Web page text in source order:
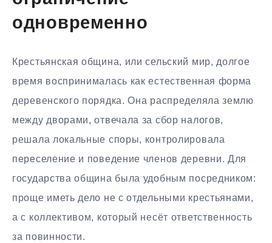
одновременно
Крестьянская община, или сельский мир, долгое
время воспринималась как естественная форма
деревенского порядка. Она распределяла землю
между дворами, отвечала за сбор налогов,
решала локальные споры, контролировала
переселение и поведение членов деревни. Для
государства община была удобным посредником:
проще иметь дело не с отдельными крестьянами,
а с коллективом, который несёт ответственность
за повинности.